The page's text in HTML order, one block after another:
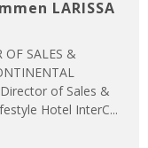
LARISSA
OF SALES &
of Sales &
Hotel InterC...